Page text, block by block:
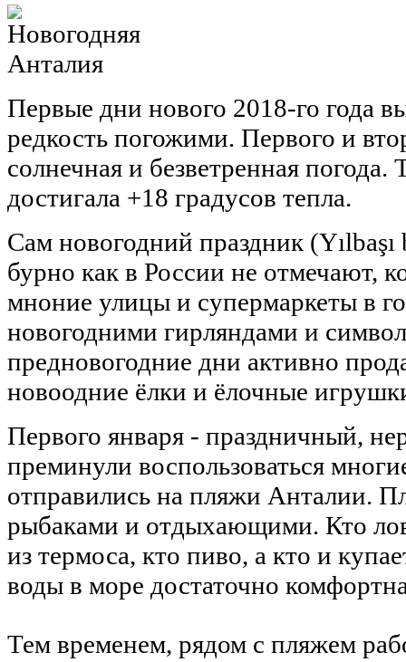
Первые дни нового 2018-го года
редкость погожими. Первого и
солнечная и безветренная погода.
достигала +18 градусов тепла.
Сам новогодний праздник (Yılbaşı
бурно как в России не отмечают,
мноние улицы и супермаркеты в
новогодними гирляндами и
предновогодние дни активно
новоодние ёлки и ёлочные
Первого января - праздничный,
преминули воспользоваться
отправились на пляжи Анталии.
рыбаками и отдыхающими. Кто
из термоса, кто пиво, а кто и
воды в море достаточно
Тем временем, рядом с пляжем